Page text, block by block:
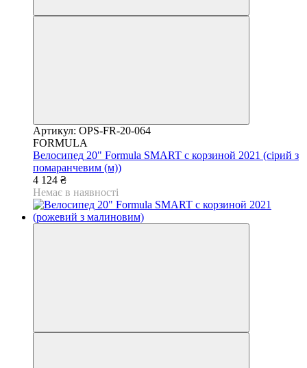
Артикул: OPS-FR-20-064
FORMULA
Велосипед 20" Formula SMART с корзиной 2021 (сірий з
помаранчевим (м))
4 124 ₴
Немає в наявності